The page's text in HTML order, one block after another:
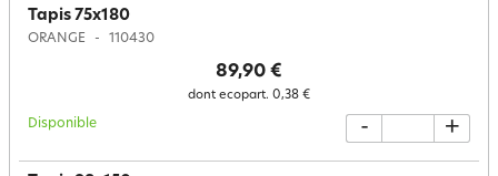
Tapis 75x180
ORANGE 110430
89,90 €
dont ecopart. 0,38 €
Disponible - +